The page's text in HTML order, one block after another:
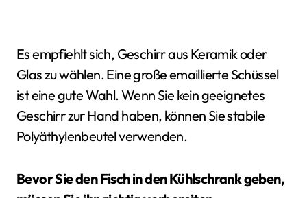
Es empfiehlt sich, Geschirr aus Keramik oder
Glas zu wählen. Eine große emaillierte Schüssel
ist eine gute Wahl. Wenn Sie kein geeignetes
Geschirr zur Hand haben, können Sie stabile
Polyäthylenbeutel verwenden.
Bevor Sie den Fisch in den Kühlschrank geben,